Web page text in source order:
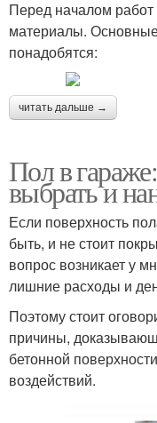
Перед началом
материалы.
понадобятся:
читать дальше →
Пол в
выбрать и
Если поверхность
быть, и не стоит
вопрос возникает у
лишние расходы и
Поэтому стоит
причины,
бетонной
воздействий.